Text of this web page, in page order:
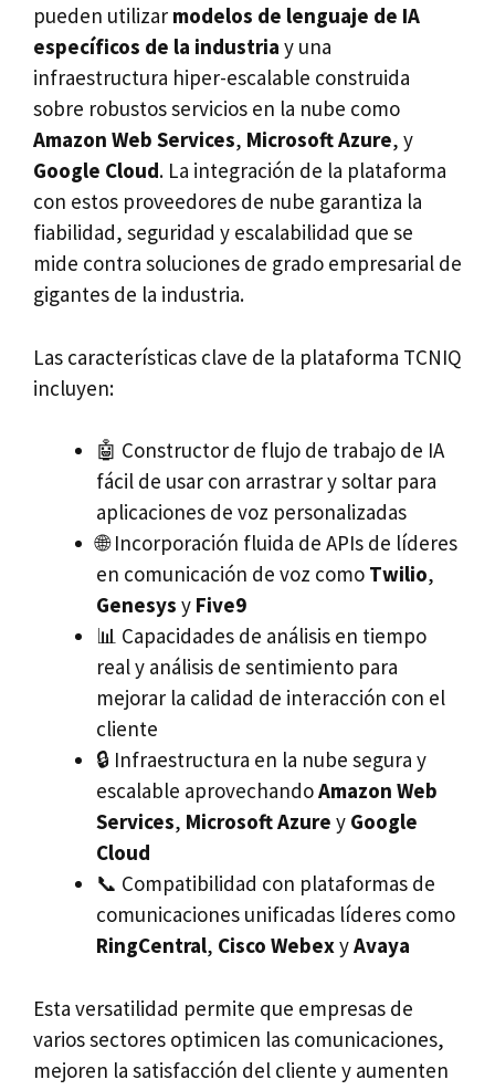
pueden utilizar modelos de lenguaje de IA
específicos de la industria y una
infraestructura hiper-escalable construida
sobre robustos servicios en la nube como
Amazon Web Services, Microsoft Azure, y
Google Cloud. La integración de la plataforma
con estos proveedores de nube garantiza la
fiabilidad, seguridad y escalabilidad que se
mide contra soluciones de grado empresarial de
gigantes de la industria.
Las características clave de la plataforma TCNIQ
incluyen:
🤖 Constructor de flujo de trabajo de IA
fácil de usar con arrastrar y soltar para
aplicaciones de voz personalizadas
🌐 Incorporación fluida de APIs de líderes
en comunicación de voz como Twilio,
Genesys y Five9
📊 Capacidades de análisis en tiempo
real y análisis de sentimiento para
mejorar la calidad de interacción con el
cliente
🔒 Infraestructura en la nube segura y
escalable aprovechandoAmazon Web
Services, Microsoft Azure y Google
Cloud
📞 Compatibilidad con plataformas de
comunicaciones unificadas líderes como
RingCentral, Cisco WebexyAvaya
Esta versatilidad permite que empresas de
varios sectores optimicen las comunicaciones,
mejoren la satisfacción del cliente y aumenten